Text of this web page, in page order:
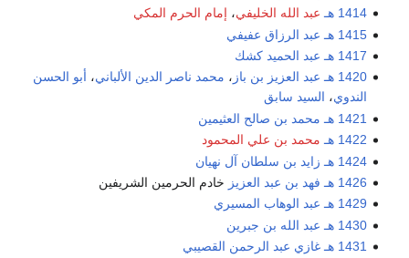
1414 هـ
عبد الله الخليفي،إمام الحرم المكي
1415 هـ
عبد الرزاق عفيفي
1417 هـ
عبد الحميد كشك
1420 هـ
عبد العزيز بن باز، محمد ناصر الدين الألباني،أبو الحسن
الندوي،السيد سابق
1421 هـ
محمد بن صالح العثيمين
1422 هـ
محمد بن علي المحمود
1424 هـ
زايد بن سلطان آل نهيان
1426 هـ
فهد بن عبد العزيزخادم الحرمين الشريفين
1429 هـ
عبد الوهاب المسيري
1430 هـ
عبد الله بن جبرين
1431 هـ
غازي عبد الرحمن القصيبي